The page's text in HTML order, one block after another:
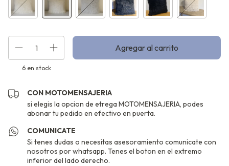
6en stock
CON MOTOMENSAJERIA
si elegis la opcion de etrega MOTOMENSAJERIA, podes
abonar tu pedido en efectivo en puerta.
COMUNICATE
Si tenes dudas o necesitas asesoramiento comunicate con
nosotros por whatsapp. Tenes el boton en el extremo
inferior del lado derecho.